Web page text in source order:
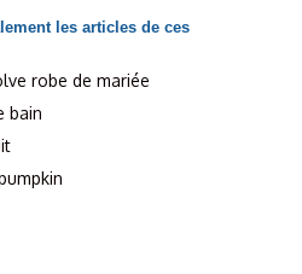
les articles de ces
robe de mariée
bain